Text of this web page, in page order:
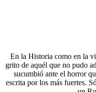
En la Historia como en la
grito de aquél que no pudo
sucumbió ante el horror
escrita por los más fuertes.